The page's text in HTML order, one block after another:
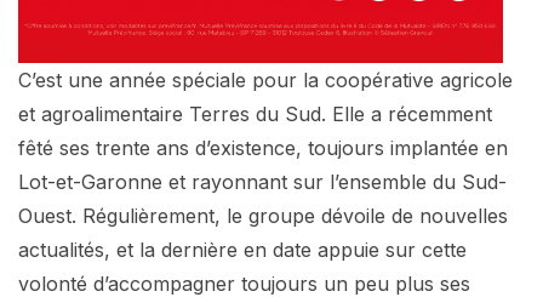
C’est une année spéciale pour la coopérative agricole
et agroalimentaire Terres du Sud. Elle a récemment
fêté ses trente ans d’existence, toujours implantée en
Lot-et-Garonne et rayonnant sur l’ensemble du Sud-
Ouest. Régulièrement, le groupe dévoile de nouvelles
actualités, et la dernière en date appuie sur cette
volonté d’accompagner toujours un peu plus ses